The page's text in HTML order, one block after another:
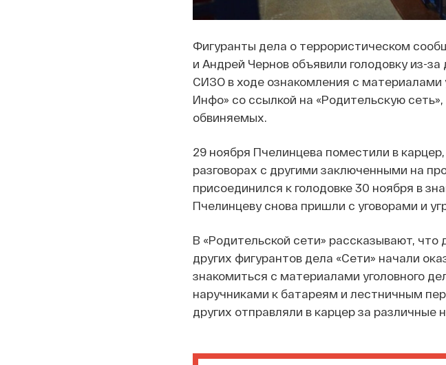
Фигуранты дела о террористическом
и Андрей Чернов объявили голодовку из-
СИЗО в ходе ознакомления с материалами
Инфо» со ссылкой на «Родительскую
обвиняемых.
29 ноября Пчелинцева поместили в
разговорах с другими заключенными на
присоединился к голодовке 30 ноября в
Пчелинцеву снова пришли с уговорами и
В «Родительской сети» рассказывают,
других фигурантов дела «Сети» начали
знакомиться с материалами уголовного
наручниками к батареям и лестничным
других отправляли в карцер за различные